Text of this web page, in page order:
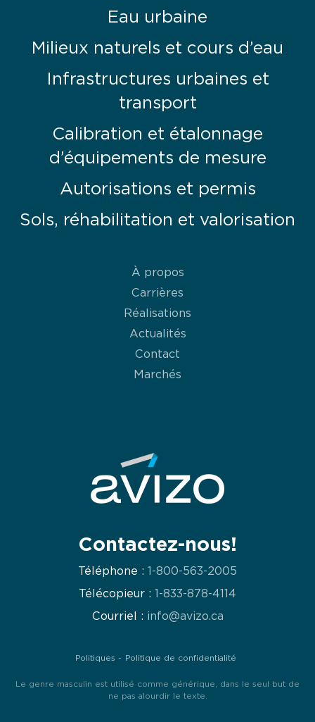
Eau urbaine
Milieux naturels et cours d’eau
Infrastructures urbaines et
transport
Calibration et étalonnage
d’équipements de mesure
Autorisations et permis
Sols, réhabilitation et valorisation
À propos
Carrières
Réalisations
Actualités
Contact
Marchés
Contactez-nous!
Téléphone : 1-800-563-2005
Télécopieur : 1-833-878-4114
Courriel : info@avizo.ca
Politiques Politique de confidentialité
Le genre masculin est utilisé comme générique, dans le seul but de
ne pas alourdir le texte.